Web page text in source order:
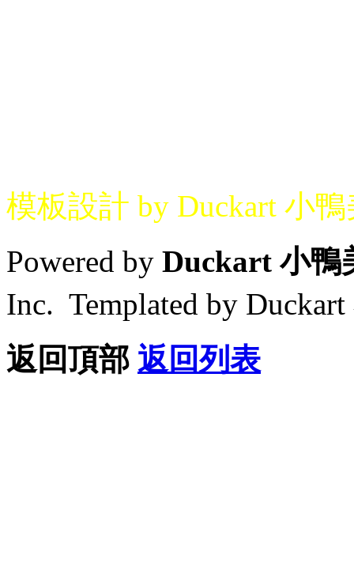
模板設計 by Duckart 小
Powered by Duckart 小鴨
Inc. Templated by
返回頂部 返回列表